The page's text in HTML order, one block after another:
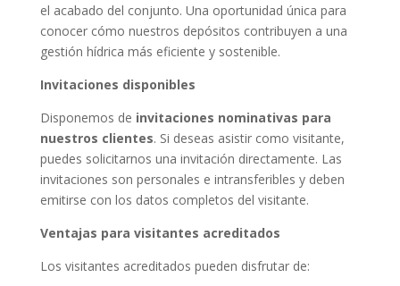
el acabado del conjunto. Una oportunidad única para
conocer cómo nuestros depósitos contribuyen a una
gestión hídrica más eficiente y sostenible.
Invitaciones disponibles
Disponemos de invitaciones nominativas para
nuestros clientes. Si deseas asistir como visitante,
puedes solicitarnos una invitación directamente. Las
invitaciones son personales e intransferibles y deben
emitirse con los datos completos del visitante.
Ventajas para visitantes acreditados
Los visitantes acreditados pueden disfrutar de: